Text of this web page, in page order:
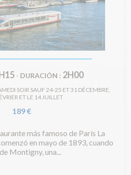
- DURACIÓN : 2H00
SOIR SAUF 24-25 ET 31 DÉCEMBRE,
ET LE 14 JUILLET
189 €
más famoso de París La
en mayo de 1893, cuando
Montigny, una...